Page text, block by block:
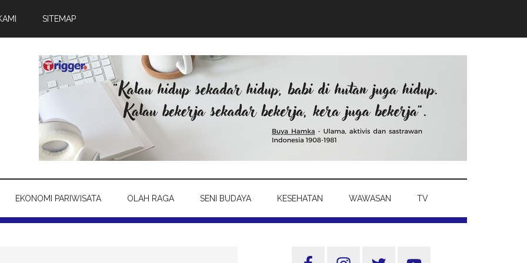
SITEMAP
EKONOMI PARIWISATA OLAH RAGA SENI BUDAYA KESEHATAN WAWASAN TV
Sidebar